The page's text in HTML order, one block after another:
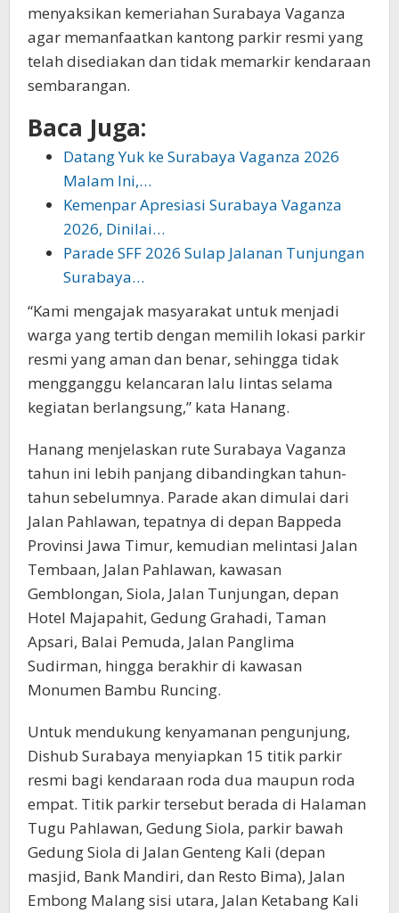
menyaksikan kemeriahan Surabaya Vaganza
agar memanfaatkan kantong parkir resmi yang
telah disediakan dan tidak memarkir kendaraan
sembarangan.
Baca Juga:
Datang Yuk ke Surabaya Vaganza 2026
Malam Ini,…
Kemenpar Apresiasi Surabaya Vaganza
2026, Dinilai…
Parade SFF 2026 Sulap Jalanan Tunjungan
Surabaya…
“Kami mengajak masyarakat untuk menjadi
warga yang tertib dengan memilih lokasi parkir
resmi yang aman dan benar, sehingga tidak
mengganggu kelancaran lalu lintas selama
kegiatan berlangsung,” kata Hanang.
Hanang menjelaskan rute Surabaya Vaganza
tahun ini lebih panjang dibandingkan tahun-
tahun sebelumnya. Parade akan dimulai dari
Jalan Pahlawan, tepatnya di depan Bappeda
Provinsi Jawa Timur, kemudian melintasi Jalan
Tembaan, Jalan Pahlawan, kawasan
Gemblongan, Siola, Jalan Tunjungan, depan
Hotel Majapahit, Gedung Grahadi, Taman
Apsari, Balai Pemuda, Jalan Panglima
Sudirman, hingga berakhir di kawasan
Monumen Bambu Runcing.
Untuk mendukung kenyamanan pengunjung,
Dishub Surabaya menyiapkan 15 titik parkir
resmi bagi kendaraan roda dua maupun roda
empat. Titik parkir tersebut berada di Halaman
Tugu Pahlawan, Gedung Siola, parkir bawah
Gedung Siola di Jalan Genteng Kali (depan
masjid, Bank Mandiri, dan Resto Bima), Jalan
Embong Malang sisi utara, Jalan Ketabang Kali